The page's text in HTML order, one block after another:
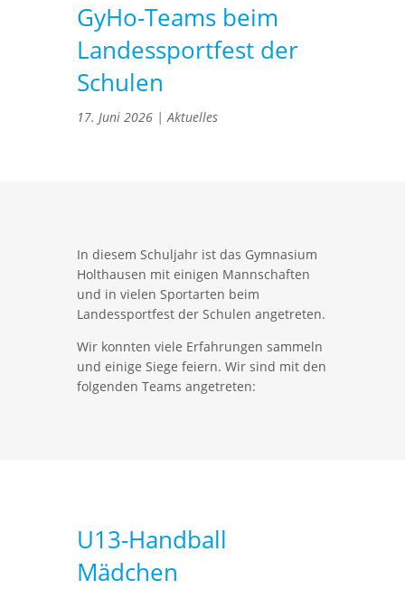
GyHo-Teams beim
Landessportfest der
Schulen
17. Juni 2026|Aktuelles
In diesem Schuljahr ist das Gymnasium
Holthausen mit einigen Mannschaften
und in vielen Sportarten beim
Landessportfest der Schulen angetreten.
Wir konnten viele Erfahrungen sammeln
und einige Siege feiern. Wir sind mit den
folgenden Teams angetreten:
U13-Handball
Mädchen